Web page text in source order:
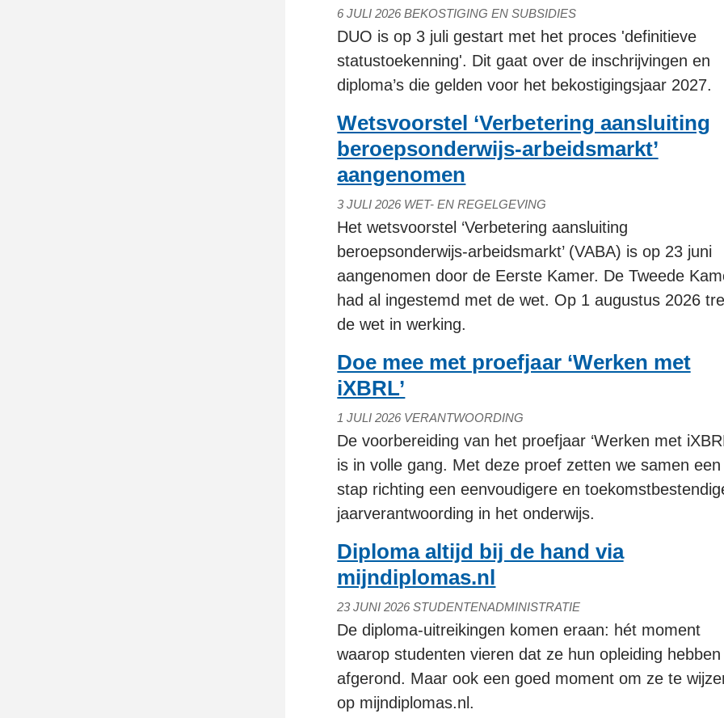
6 JULI 2026 BEKOSTIGING EN SUBSIDIES
DUO is op 3 juli gestart met het proces 'definitieve
statustoekenning'. Dit gaat over de inschrijvingen en
diploma’s die gelden voor het bekostigingsjaar 2027.
Wetsvoorstel ‘Verbetering aansluiting
beroepsonderwijs-arbeidsmarkt’
aangenomen
3 JULI 2026 WET- EN REGELGEVING
Het wetsvoorstel ‘Verbetering aansluiting
beroepsonderwijs-arbeidsmarkt’ (VABA) is op 23 juni
aangenomen door de Eerste Kamer. De Tweede
had al ingestemd met de wet. Op 1 augustus 2026
de wet in werking.
Doe mee met proefjaar ‘Werken met
iXBRL’
1 JULI 2026 VERANTWOORDING
De voorbereiding van het proefjaar ‘Werken met
is in volle gang. Met deze proef zetten we samen een
stap richting een eenvoudigere en
jaarverantwoording in het onderwijs.
Diploma altijd bij de hand via
mijndiplomas.nl
23 JUNI 2026 STUDENTENADMINISTRATIE
De diploma-uitreikingen komen eraan: hét moment
waarop studenten vieren dat ze hun opleiding hebben
afgerond. Maar ook een goed moment om ze te
op mijndiplomas.nl.